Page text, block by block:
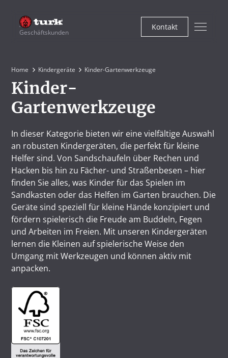
Geschäftskunden
Kontakt
Home Kindergeräte Kinder-Gartenwerkzeuge
Kinder-
Gartenwerkzeuge
In dieser Kategorie bieten wir eine vielfältige Auswahl
an robusten Kindergeräten, die perfekt für kleine
Helfer sind. Von Sandschaufeln über Rechen und
Hacken bis hin zu Fächer- und Straßenbesen – hier
finden Sie alles, was Kinder für das Spielen im
Sandkasten oder das Helfen im Garten brauchen. Die
Geräte sind speziell für kleine Hände konzipiert und
fördern spielerisch die Freude am Buddeln, Fegen
und Arbeiten im Freien. Mit unseren Kindergeräten
lernen die Kleinen auf spielerische Weise den
Umgang mit Werkzeugen und können aktiv mit
anpacken.